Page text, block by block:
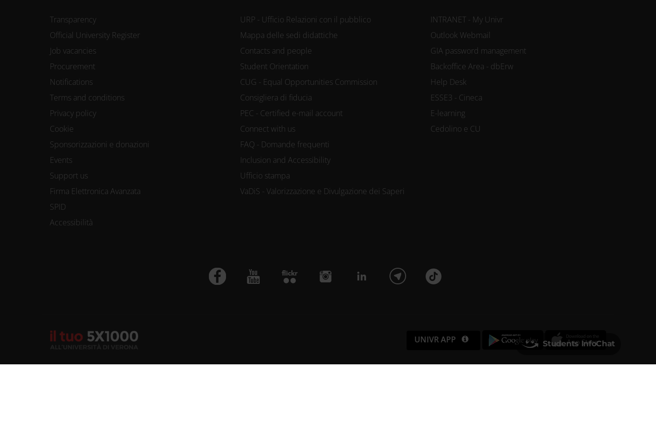
Transparency
Official University Register
Job vacancies
Procurement
Notifications
Terms and conditions
Privacy policy
Cookie
Sponsorizzazioni e donazioni
Events
Support us
Firma Elettronica Avanzata
SPID
Accessibilità
URP - Ufficio Relazioni con il pubblico
Mappa delle sedi didattiche
Contacts and people
Student Orientation
CUG - Equal Opportunities Commission
Consigliera di fiducia
PEC - Certified e-mail account
Connect with us
FAQ - Domande frequenti
Inclusion and Accessibility
Ufficio stampa
VaDiS - Valorizzazione e Divulgazione dei Saperi
INTRANET - My Univr
Outlook Webmail
GIA password management
Backoffice Area - dbErw
Help Desk
ESSE3 - Cineca
E-learning
Cedolino e CU
UNIVR APP Students InfoChat